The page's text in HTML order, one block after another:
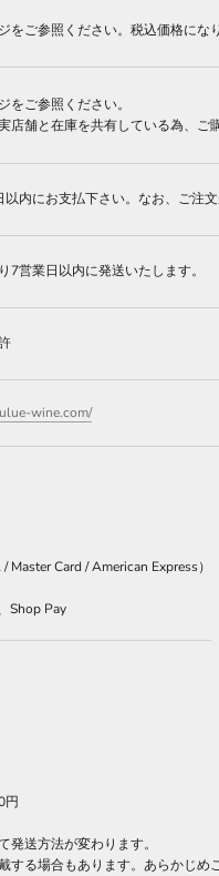
をご参照ください。税込価格にな
をご参照ください。
店舗と在庫を共有している為、
以内にお支払下さい。なお、ご注
7営業日以内に発送いたします。
wine.com/
Master Card / American Express）
Shop Pay
円
送方法が変わります。
する場合もあります。あらかじめ